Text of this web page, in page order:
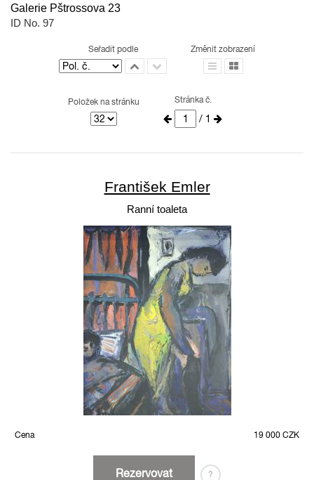
Galerie Pštrossova 23
ID No. 97
Seřadit podle Změnit zobrazení
Položek na stránku Stránka č.
/ 1
František Emler
Ranní toaleta
Cena 19 000 CZK
Rezervovat ?